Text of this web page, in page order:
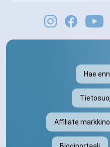
Hae
Affiliate